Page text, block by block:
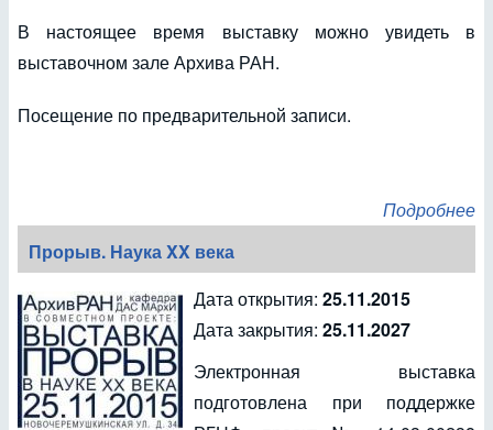
В настоящее время выставку можно увидеть в
выставочном зале Архива РАН.
Посещение по предварительной записи.
Подробнее
Прорыв. Наука XX века
Дата открытия: 25.11.2015
Дата закрытия: 25.11.2027
Электронная выставка
подготовлена при поддержке